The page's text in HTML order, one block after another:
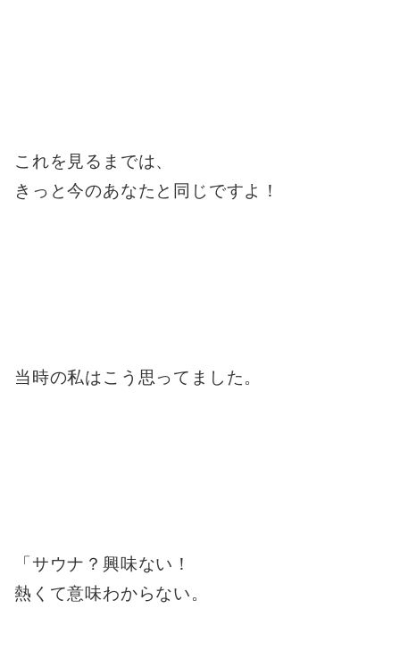
これを見るまでは、
きっと今のあなたと同じですよ！
当時の私はこう思ってました。
「サウナ？興味ない！
熱くて意味わからない。